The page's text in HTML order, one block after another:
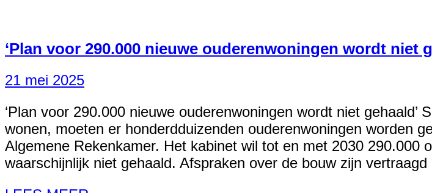
‘Plan voor 290.000 nieuwe ouderenwoningen wordt niet
21 mei 2025
‘Plan voor 290.000 nieuwe ouderenwoningen wordt niet
wonen, moeten er honderdduizenden ouderenwoningen worden
Algemene Rekenkamer. Het kabinet wil tot en met 2030 290.000
waarschijnlijk niet gehaald. Afspraken over de bouw zijn